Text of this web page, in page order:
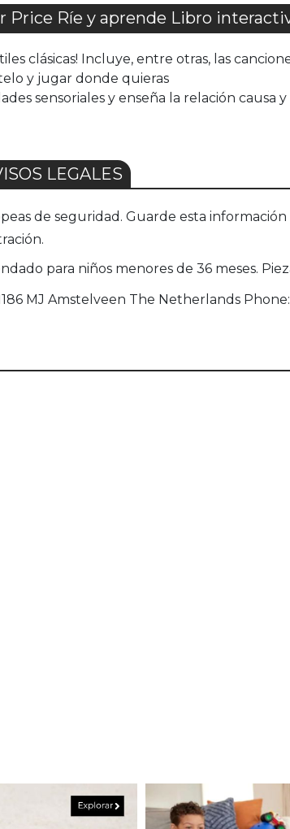
Price Ríe y aprende Libro
clásicas! Incluye, entre otras, las
y jugar donde quieras
sensoriales y enseña la relación causa
LEGALES
de seguridad. Guarde esta
para niños menores de 36 meses.
MJ Amstelveen The Netherlands